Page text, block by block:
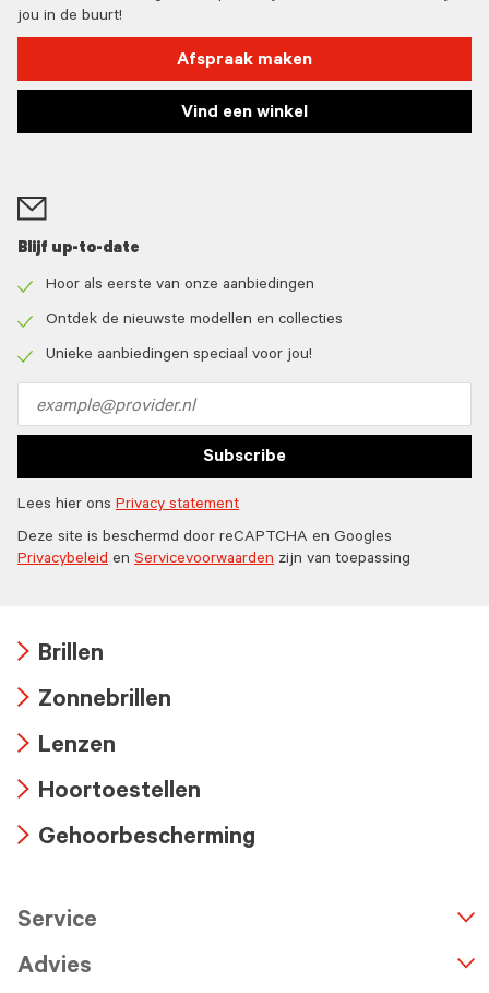
jou in de buurt!
Afspraak maken
Vind een winkel
Blijf up-to-date
icon
Hoor als eerste van onze aanbiedingen
icon
Ontdek de nieuwste modellen en collecties
Unieke aanbiedingen speciaal voor jou!
address
Subscribe
Lees hier ons Privacy statement
Deze site is beschermd door reCAPTCHA en Googles
Privacybeleid en Servicevoorwaarden zijn van toepassing
icon
Brillen
icon
Zonnebrillen
icon
Lenzen
icon
Hoortoestellen
Gehoorbescherming
Service
Advies